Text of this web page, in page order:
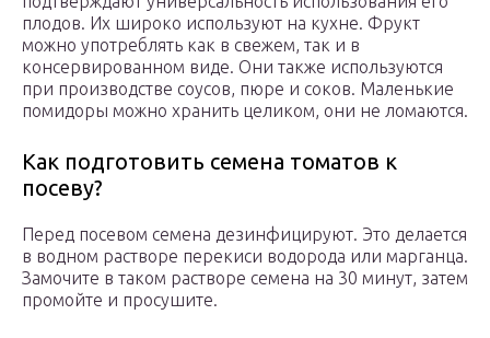
плодов. Их широко используют на кухне. Фрукт
можно употреблять как в свежем, так и в
консервированном виде. Они также используются
при производстве соусов, пюре и соков. Маленькие
помидоры можно хранить целиком, они не ломаются.
Как подготовить семена томатов к
посеву?
Перед посевом семена дезинфицируют. Это делается
в водном растворе перекиси водорода или марганца.
Замочите в таком растворе семена на 30 минут, затем
промойте и просушите.